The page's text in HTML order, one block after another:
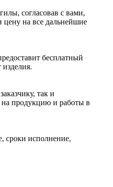
согласовав с вами,
цену на все дальнейшие
бесплатный
изделия.
так и
продукцию и работы в
сроки исполнение,